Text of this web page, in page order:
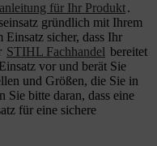
für Ihr Produkt.
gründlich mit Ihrem
sicher, dass Ihr
STIHL Fachhandel bereitet
vor und berät Sie
und Größen, die Sie in
Sie bitte daran, dass eine
für eine sichere